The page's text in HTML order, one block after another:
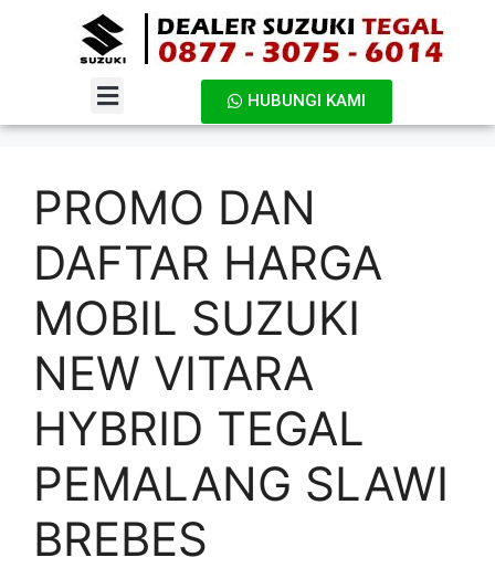
HUBUNGI KAMI
PROMO DAN
DAFTAR HARGA
MOBIL SUZUKI
NEW VITARA
HYBRID TEGAL
PEMALANG SLAWI
BREBES